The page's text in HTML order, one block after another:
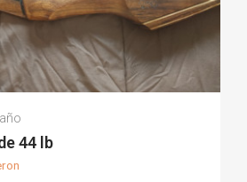
44 lb